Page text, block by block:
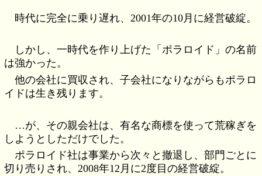
時代に完全に乗り遅れ、2001年の10月に経営破綻。
しかし、一時代を作り上げた「ポラロイド」の名前
は強かった。
他の会社に買収され、子会社になりながらもポラロ
イドは生き残ります。
…が、その親会社は、有名な商標を使って荒稼ぎを
しようとしただけでした。
ポラロイド社は事業から次々と撤退し、部門ごとに
切り売りされ、2008年12月に2度目の経営破綻。